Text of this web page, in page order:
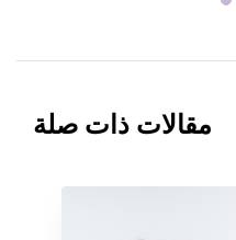
مقالات ذات صلة